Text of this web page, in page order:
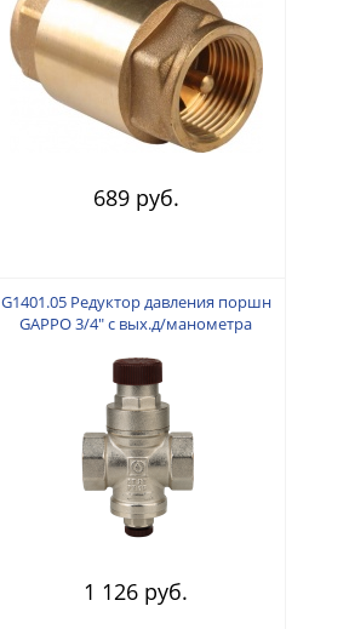
689 руб.
G1401.05 Редуктор давления поршн
GAPPO 3/4" с вых.д/манометра
1 126 руб.